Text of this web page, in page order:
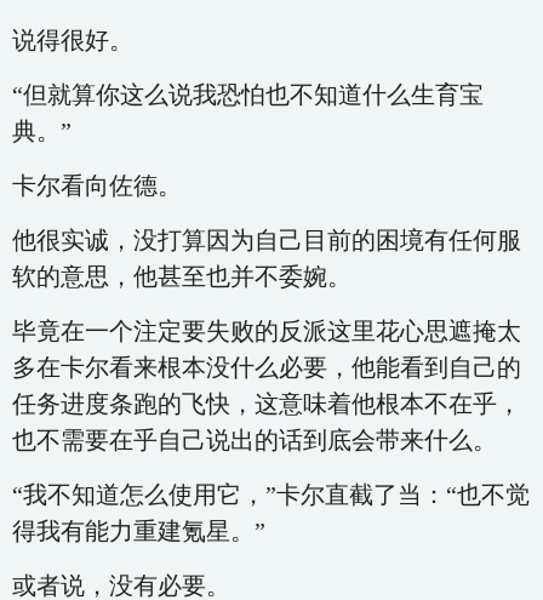
说得很好。
“但就算你这么说我恐怕也不知道什么生育宝
典。”
卡尔看向佐德。
他很实诚，没打算因为自己目前的困境有任何服
软的意思，他甚至也并不委婉。
毕竟在一个注定要失败的反派这里花心思遮掩太
多在卡尔看来根本没什么必要，他能看到自己的
任务进度条跑的飞快，这意味着他根本不在乎，
也不需要在乎自己说出的话到底会带来什么。
“我不知道怎么使用它，”卡尔直截了当：“也不觉
得我有能力重建氪星。”
或者说，没有必要。